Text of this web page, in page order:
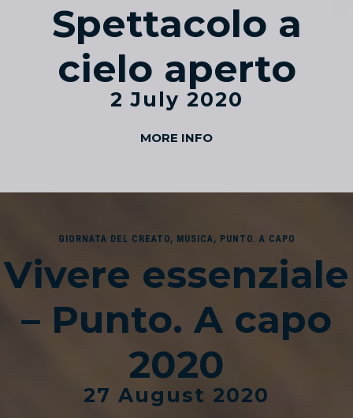
Spettacolo a
cielo aperto
2 July 2020
MORE INFO
GIORNATA DEL CREATO, MUSICA, PUNTO. A CAPO
Vivere essenziale
– Punto. A capo
2020
27 August 2020